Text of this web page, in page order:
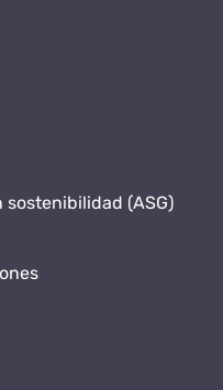
sostenibilidad (ASG)